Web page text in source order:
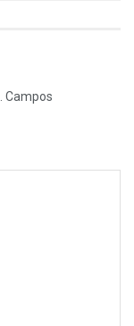
Campos